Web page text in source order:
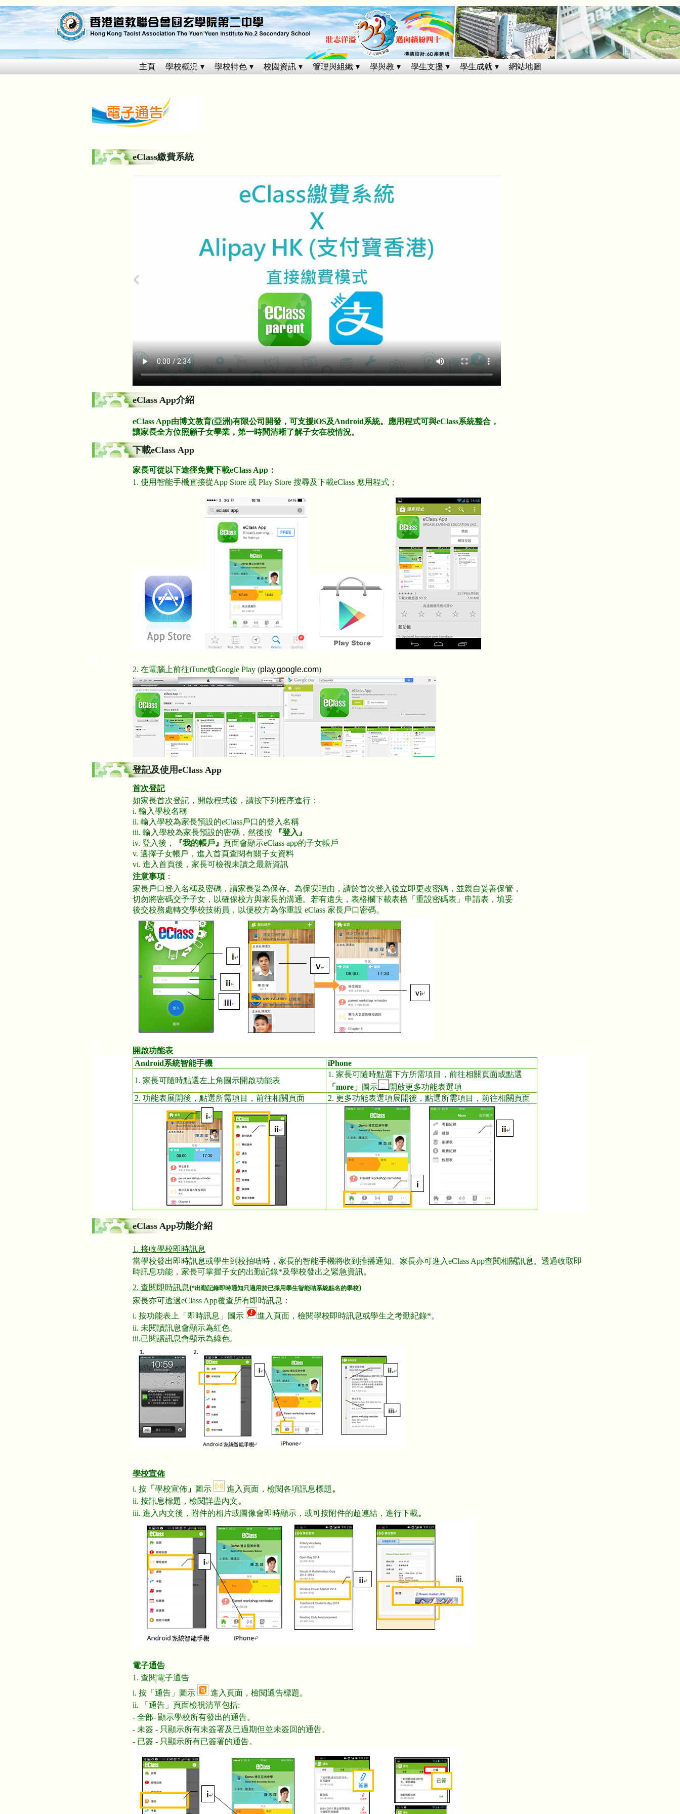
主頁 學校概況 學校特色 校園資訊 管理與組織 學與教 學生支援 學生成就 網站地圖
eClass繳費系統
eClass App介紹
eClass App由博文教育(亞洲)有限公司開發，可支援iOS及Android系統。應用程式可與eClass系統整合，
讓家長全方位照顧子女學業，第一時間清晰了解子女在校情況。
下載eClass App
家長可從以下途徑免費下載eClass App：
1. 使用智能手機直接從App Store 或 Play Store 搜尋及下載eClass 應用程式；
2. 在電腦上前往iTune或Google Play (play.google.com)
登記及使用eClass App
首次登記
如家長首次登記，開啟程式後，請按下列程序進行：
i. 輸入學校名稱
ii. 輸入學校為家長預設的eClass戶口的登入名稱
iii. 輸入學校為家長預設的密碼，然後按
『登入』
iv. 登入後，
『我的帳戶』 頁面會顯示eClass app的子女帳戶
v. 選擇子女帳戶，進入首頁查閱有關子女資料
vi. 進入首頁後，家長可檢視未讀之最新資訊
注意事項 ：
家長戶口登入名稱及密碼，請家長妥為保存。為保安理由，請於首次登入後立即更改密碼，並親自妥善保管，
切勿將密碼交予子女，以確保校方與家長的溝通。若有遺失，表格欄下載表格「重設密碼表」申請表，填妥
後交校務處轉交學校技術員，以便校方為你重設 eClass 家長戶口密碼。
開啟功能表
Android系統智能手機
iPhone
1. 家長可隨時點選左上角圖示開啟功能表
1. 家長可隨時點選下方所需項目，前往相關頁面或點選
「 more 」 圖示
開啟更多功能表選項
2. 功能表展開後，點選所需項目，前往相關頁面
2. 更多功能表選項展開後，點選所需項目，前往相關頁面
eClass App功能介紹
1. 接收學校即時訊息
當學校發出即時訊息或學生到校拍咭時，家長的智能手機將收到推播通知。家長亦可進入eClass App查閱相關訊息。透過收取即
時訊息功能，家長可掌握子女的出勤記錄*及學校發出之緊急資訊。
2. 查閱即時訊息(*出勤記錄即時通知只適用於已採用學生智能咭系統點名的學校)
家長亦可透過eClass App覆查所有即時訊息：
i. 按功能表上「即時訊息」圖示
進入頁面，檢閱學校即時訊息或學生之考勤紀錄*。
ii. 未閱讀訊息會顯示為紅色。
iii.已閱讀訊息會顯示為綠色。
學校宣佈
i. 按 「 學校宣佈 」 圖示 進入頁面，檢閱各項訊息標題。
ii. 按訊息標題，檢閱詳盡內文。
iii. 進入內文後，附件的相片或圖像會即時顯示，或可按附件的超連結，進行下載。
電子通告
1. 查閱電子通告
i. 按「通告」圖示
進入頁面，檢閱通告標題。
ii. 「通告」頁面檢視清單包括:
- 全部- 顯示學校所有發出的通告。
- 未簽 - 只顯示所有未簽署及已過期但並未簽回的通告。
- 已簽 - 只顯示所有已簽署的通告。